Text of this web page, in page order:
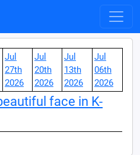
Jul
27th
2026
Jul
20th
2026
Jul
13th
2026
Jul
06th
2026
face in K-